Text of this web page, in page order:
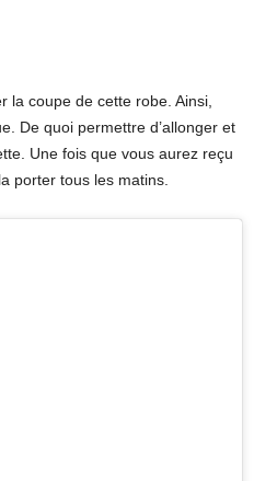
la coupe de cette robe. Ainsi,
De quoi permettre d’allonger et
Une fois que vous aurez reçu
porter tous les matins.